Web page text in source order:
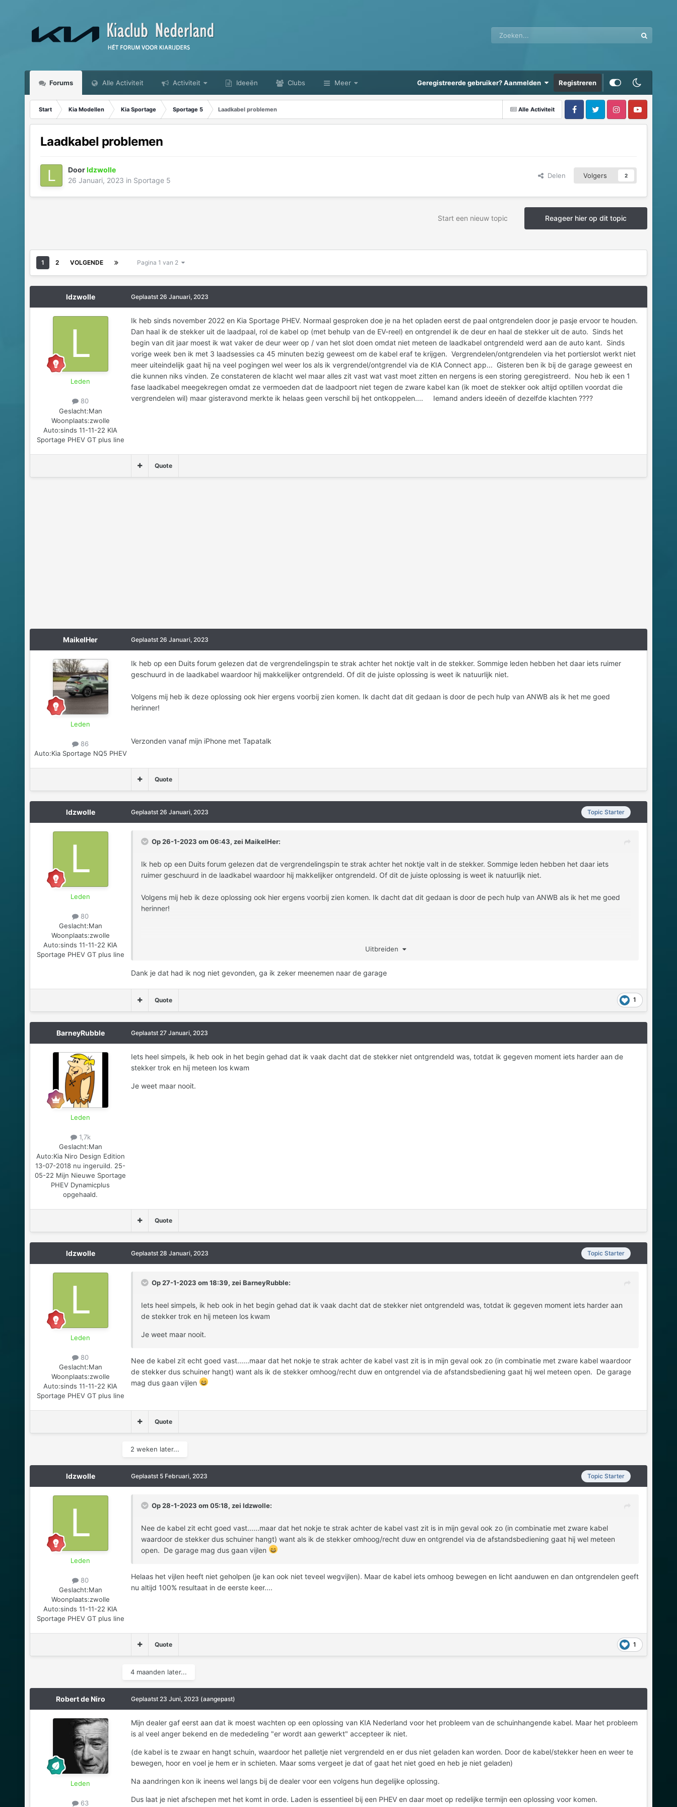
Forums Alle Activiteit Activiteit Ideeën Clubs Meer Geregistreerde gebruiker? Aanmelden Registreren
Alle Activiteit
Start Kia Modellen Kia Sportage Sportage 5 Laadkabel problemen
Laadkabel problemen
Doorldzwolle
26 Januari, 2023 in Sportage 5
Delen Volgers 2
Reageer hier op dit topic
Start een nieuw topic
1 2 VOLGENDE Pagina 1 van 2
ldzwolle
Leden
80
Geslacht:Man
Woonplaats:zwolle
Auto:sinds 11-11-22 KIA
Sportage PHEV GT plus line
Geplaatst 26 Januari, 2023
Ik heb sinds november 2022 en Kia Sportage PHEV. Normaal gesproken doe je na het opladen eerst de paal ontgrendelen door je pasje ervoor te houden.
Dan haal ik de stekker uit de laadpaal, rol de kabel op (met behulp van de EV-reel) en ontgrendel ik de deur en haal de stekker uit de auto. Sinds het
begin van dit jaar moest ik wat vaker de deur weer op / van het slot doen omdat niet meteen de laadkabel ontgrendeld werd aan de auto kant. Sinds
vorige week ben ik met 3 laadsessies ca 45 minuten bezig geweest om de kabel eraf te krijgen. Vergrendelen/ontgrendelen via het portierslot werkt niet
meer uiteindelijk gaat hij na veel pogingen wel weer los als ik vergrendel/ontgrendel via de KIA Connect app... Gisteren ben ik bij de garage geweest en
die kunnen niks vinden. Ze constateren de klacht wel maar alles zit vast wat vast moet zitten en nergens is een storing geregistreerd. Nou heb ik een 1
fase laadkabel meegekregen omdat ze vermoeden dat de laadpoort niet tegen de zware kabel kan (ik moet de stekker ook altijd optillen voordat die
vergrendelen wil) maar gisteravond merkte ik helaas geen verschil bij het ontkoppelen.... Iemand anders ideeën of dezelfde klachten ????
Quote
MaikelHer
Leden
86
Auto:Kia Sportage NQ5 PHEV
Geplaatst 26 Januari, 2023
Ik heb op een Duits forum gelezen dat de vergrendelingspin te strak achter het noktje valt in de stekker. Sommige leden hebben het daar iets ruimer
geschuurd in de laadkabel waardoor hij makkelijker ontgrendeld. Of dit de juiste oplossing is weet ik natuurlijk niet.
Volgens mij heb ik deze oplossing ook hier ergens voorbij zien komen. Ik dacht dat dit gedaan is door de pech hulp van ANWB als ik het me goed
herinner!
Verzonden vanaf mijn iPhone met Tapatalk
Quote
ldzwolle
Leden
80
Geslacht:Man
Woonplaats:zwolle
Auto:sinds 11-11-22 KIA
Sportage PHEV GT plus line
Topic Starter
Geplaatst 26 Januari, 2023
Op 26-1-2023 om 06:43, zei MaikelHer:
Ik heb op een Duits forum gelezen dat de vergrendelingspin te strak achter het noktje valt in de stekker. Sommige leden hebben het daar iets
ruimer geschuurd in de laadkabel waardoor hij makkelijker ontgrendeld. Of dit de juiste oplossing is weet ik natuurlijk niet.
Volgens mij heb ik deze oplossing ook hier ergens voorbij zien komen. Ik dacht dat dit gedaan is door de pech hulp van ANWB als ik het me goed
herinner!
Uitbreiden
Dank je dat had ik nog niet gevonden, ga ik zeker meenemen naar de garage
1
Quote
BarneyRubble
Leden
1,7k
Geslacht:Man
Auto:Kia Niro Design Edition
13-07-2018 nu ingeruild. 25-
05-22 Mijn Nieuwe Sportage
PHEV Dynamicplus
opgehaald.
Geplaatst 27 Januari, 2023
Iets heel simpels, ik heb ook in het begin gehad dat ik vaak dacht dat de stekker niet ontgrendeld was, totdat ik gegeven moment iets harder aan de
stekker trok en hij meteen los kwam
Je weet maar nooit.
Quote
ldzwolle
Leden
80
Geslacht:Man
Woonplaats:zwolle
Auto:sinds 11-11-22 KIA
Sportage PHEV GT plus line
Topic Starter
Geplaatst 28 Januari, 2023
Op 27-1-2023 om 18:39, zei BarneyRubble:
Iets heel simpels, ik heb ook in het begin gehad dat ik vaak dacht dat de stekker niet ontgrendeld was, totdat ik gegeven moment iets harder aan
de stekker trok en hij meteen los kwam
Je weet maar nooit.
Nee de kabel zit echt goed vast......maar dat het nokje te strak achter de kabel vast zit is in mijn geval ook zo (in combinatie met zware kabel waardoor
de stekker dus schuiner hangt) want als ik de stekker omhoog/recht duw en ontgrendel via de afstandsbediening gaat hij wel meteen open. De garage
mag dus gaan vijlen
Quote
2 weken later...
ldzwolle
Leden
80
Geslacht:Man
Woonplaats:zwolle
Auto:sinds 11-11-22 KIA
Sportage PHEV GT plus line
Topic Starter
Geplaatst 5 Februari, 2023
Op 28-1-2023 om 05:18, zei ldzwolle:
Nee de kabel zit echt goed vast......maar dat het nokje te strak achter de kabel vast zit is in mijn geval ook zo (in combinatie met zware kabel
waardoor de stekker dus schuiner hangt) want als ik de stekker omhoog/recht duw en ontgrendel via de afstandsbediening gaat hij wel meteen
open. De garage mag dus gaan vijlen
Helaas het vijlen heeft niet geholpen (je kan ook niet teveel wegvijlen). Maar de kabel iets omhoog bewegen en licht aanduwen en dan ontgrendelen geeft
nu altijd 100% resultaat in de eerste keer....
1
Quote
4 maanden later...
Robert de Niro
Leden
63
Geplaatst 23 Juni, 2023 (aangepast)
Mijn dealer gaf eerst aan dat ik moest wachten op een oplossing van KIA Nederland voor het probleem van de schuinhangende kabel. Maar het probleem
is al veel anger bekend en de mededeling "er wordt aan gewerkt" accepteer ik niet.
(de kabel is te zwaar en hangt schuin, waardoor het palletje niet vergrendeld en er dus niet geladen kan worden. Door de kabel/stekker heen en weer te
bewegen, hoor en voel je hem er in schieten. Maar soms vergeet je dat of gaat het niet goed en heb je niet geladen)
Na aandringen kon ik ineens wel langs bij de dealer voor een volgens hun degelijke oplossing.
Dus laat je niet afschepen met het komt in orde. Laden is essentieel bij een PHEV en daar moet op redelijke termijn een oplossing voor komen.